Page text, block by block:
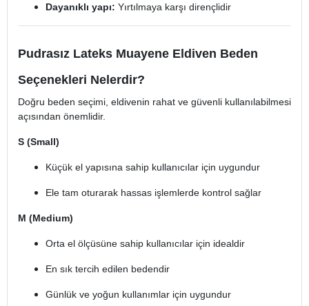
Dayanıklı yapı: Yırtılmaya karşı dirençlidir
Pudrasız Lateks Muayene Eldiven Beden
Seçenekleri Nelerdir?
Doğru beden seçimi, eldivenin rahat ve güvenli kullanılabilmesi
açısından önemlidir.
S (Small)
Küçük el yapısına sahip kullanıcılar için uygundur
Ele tam oturarak hassas işlemlerde kontrol sağlar
M (Medium)
Orta el ölçüsüne sahip kullanıcılar için idealdir
En sık tercih edilen bedendir
Günlük ve yoğun kullanımlar için uygundur